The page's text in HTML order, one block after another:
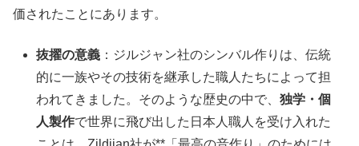
価されたことにあります。
抜擢の意義 ：ジルジャン社のシンバル作りは、伝統
的に一族やその技術を継承した職人たちによって担
われてきました。そのような歴史の中で、独学・個
人製作で世界に飛び出した日本人職人を受け入れた